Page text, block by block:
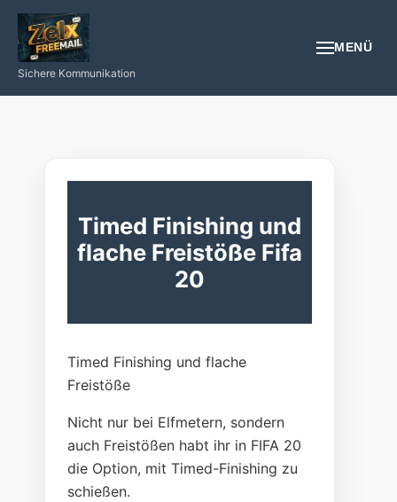
Sichere Kommunikation
MENÜ
GESUNDHEIT
Timed Finishing und
flache Freistöße Fifa
20
Timed Finishing und flache
Freistöße
Nicht nur bei Elfmetern, sondern
auch Freistößen habt ihr in FIFA 20
die Option, mit Timed-Finishing zu
schießen.